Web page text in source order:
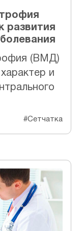
развития
(ВМД)
и
#Сетчатка